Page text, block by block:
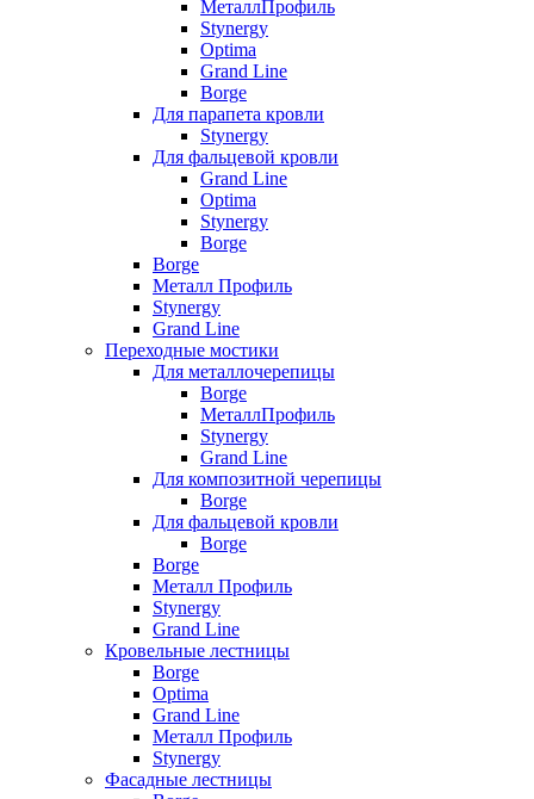
МеталлПрофиль
Stynergy
Optima
Grand Line
Borge
Для парапета кровли
Stynergy
Для фальцевой кровли
Grand Line
Optima
Stynergy
Borge
Borge
Металл Профиль
Stynergy
Grand Line
Переходные мостики
Для металлочерепицы
Borge
МеталлПрофиль
Stynergy
Grand Line
Для композитной черепицы
Borge
Для фальцевой кровли
Borge
Borge
Металл Профиль
Stynergy
Grand Line
Кровельные лестницы
Borge
Optima
Grand Line
Металл Профиль
Stynergy
Фасадные лестницы